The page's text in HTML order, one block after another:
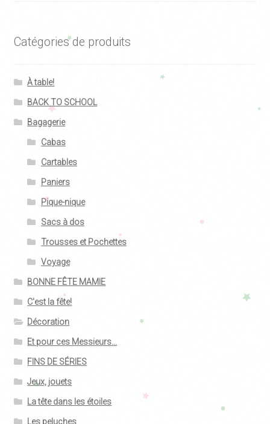
Catégories de produits
À table!
BACK TO SCHOOL
Bagagerie
Cabas
Cartables
Paniers
Pique-nique
Sacs à dos
Trousses et Pochettes
Voyage
BONNE FÊTE MAMIE
C'est la fête!
Décoration
Et pour ces Messieurs...
FINS DE SÉRIES
Jeux, jouets
La tête dans les étoiles
Les peluches